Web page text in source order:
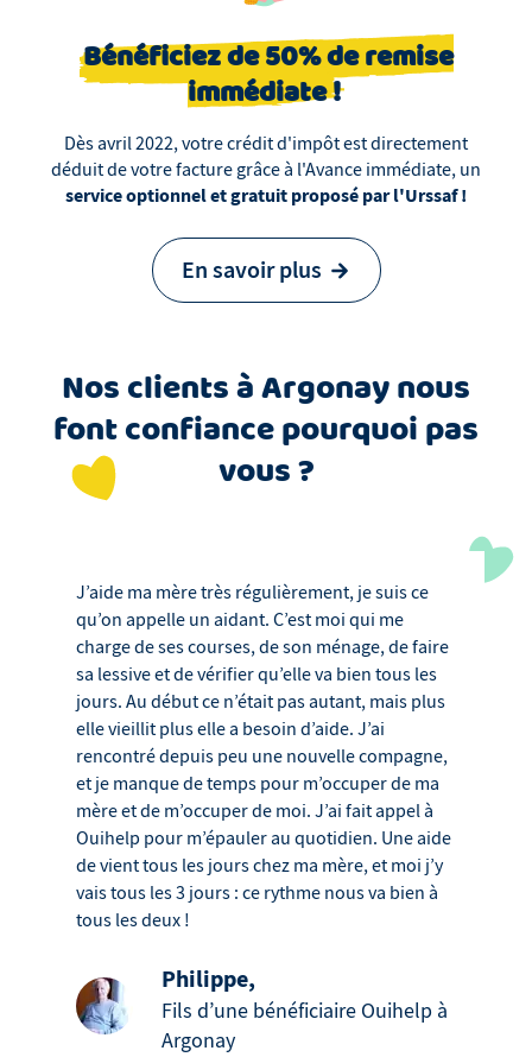
Bénéficiez de 50% de remise
immédiate !
Dès avril 2022, votre crédit d'impôt est directement
déduit de votre facture grâce à l'Avance immédiate, un
service optionnel et gratuit proposé par l'Urssaf !
En savoir plus
Nos clientsàArgonaynous
font confiance pourquoi pas
vous ?
J’aide ma mère très régulièrement, je suis ce
qu’on appelle un aidant. C’est moi qui me
charge de ses courses, de son ménage, de faire
sa lessive et de vérifier qu’elle va bien tous les
jours. Au début ce n’était pas autant, mais plus
elle vieillit plus elle a besoin d’aide. J’ai
rencontré depuis peu une nouvelle compagne,
et je manque de temps pour m’occuper de ma
mère et de m’occuper de moi. J’ai fait appel à
Ouihelp pour m’épauler au quotidien. Une aide
de vient tous les jours chez ma mère, et moi j’y
vais tous les 3 jours : ce rythme nous va bien à
tous les deux !
Philippe,
Fils d’une bénéficiaire Ouihelp à
Argonay